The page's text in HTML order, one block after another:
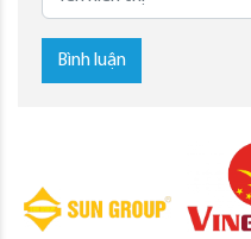
Bình luận